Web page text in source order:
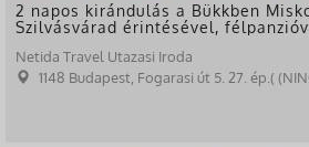
2 napos kirándulás a Bükkben
Szilvásvárad érintésével,
Netida Travel Utazasi Iroda
1148 Budapest, Fogarasi út 5. 27. ép.( (NINCS